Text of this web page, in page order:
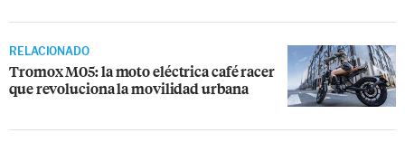
RELACIONADO
Tromox M05: la moto eléctrica café racer
que revoluciona la movilidad urbana